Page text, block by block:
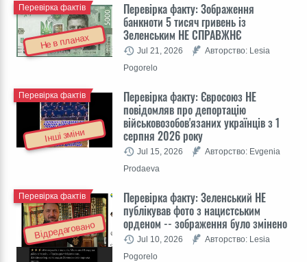
Не в планах
Перевірка факту: Зображення
банкноти 5 тисяч гривень із
Зеленським НЕ СПРАВЖНЄ
Перевірка фактів
Jul 21, 2026
Авторство: Lesia
Pogorelo
Інші зміни
Перевірка факту: Євросоюз НЕ
повідомляв про депортацію
військовозобов'язаних українців з 1
серпня 2026 року
Перевірка фактів
Jul 15, 2026
Авторство: Evgenia
Prodaeva
Відредаговано
Перевірка факту: Зеленський НЕ
публікував фото з нацистським
орденом -- зображення було змінено
Перевірка фактів
Jul 10, 2026
Авторство: Lesia
Pogorelo